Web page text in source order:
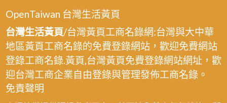
OpenTaiwan 台灣生活黃頁
台灣生活黃頁/台灣黃頁工商名錄網:台灣與大中華
地區黃頁工商名錄的免費登錄網站，歡迎免費網站
登錄工商名錄.黃頁,台灣黃頁免費登錄網站網址，歡
迎台灣工商企業自由登錄與管理發佈工商名錄。
免責聲明